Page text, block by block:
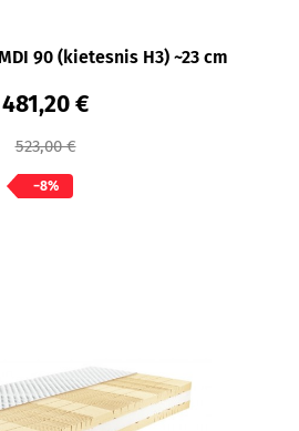
90 (kietesnis H3) ~23 cm
481,20 €
523,00 €
−8%